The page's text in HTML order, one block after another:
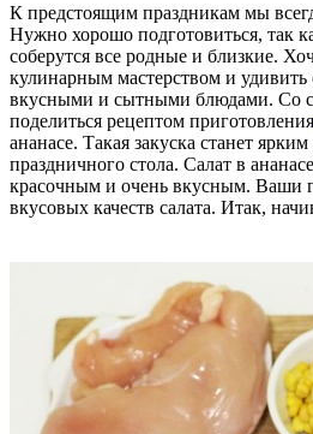
К предстоящим праздникам мы
Нужно хорошо подготовиться, так
соберутся все родные и близкие.
кулинарным мастерством и
вкусными и сытными блюдами. Со
поделиться рецептом приготовления
ананасе. Такая закуска станет
праздничного стола. Салат в
красочным и очень вкусным. Ваши
вкусовых качеств салата. Итак,